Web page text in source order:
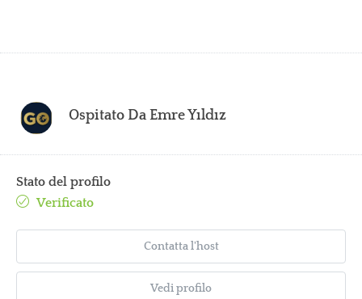
Ospitato Da Emre Yıldız
Stato del profilo
Verificato
Contatta l'host
Vedi profilo